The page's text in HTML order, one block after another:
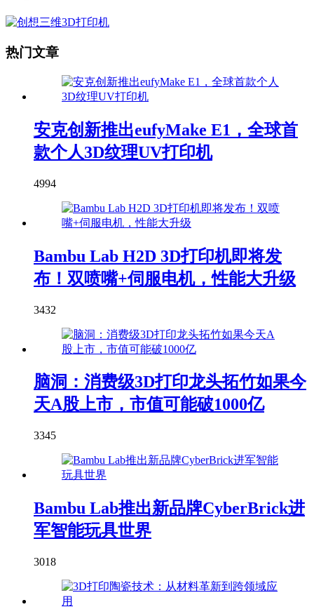
热门文章
安克创新推出eufyMake E1，全球首
款个人3D纹理UV打印机
4994
Bambu Lab H2D 3D打印机即将发
布！双喷嘴+伺服电机，性能大升级
3432
脑洞：消费级3D打印龙头拓竹如果今
天A股上市，市值可能破1000亿
3345
Bambu Lab推出新品牌CyberBrick进
军智能玩具世界
3018